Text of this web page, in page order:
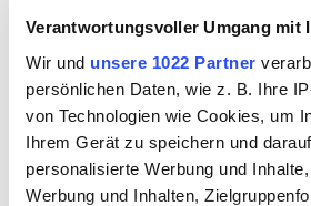
Verantwortungsvoller Umgang mit
Wir und unsere 1022 Partner
persönlichen Daten, wie z. B. Ihre
von Technologien wie Cookies, um
Ihrem Gerät zu speichern und
personalisierte Werbung und
Werbung und Inhalten,
EINRICHTUNGEN
2 Räume, Dusche, Fenster zum Öffnen,